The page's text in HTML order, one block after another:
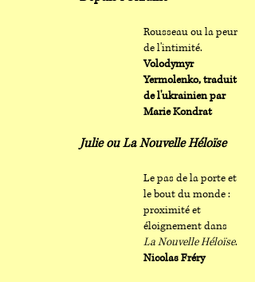
Rousseau ou la peur
de l'intimité.
Volodymyr
Yermolenko, traduit
de l'ukrainien par
Marie Kondrat
Julie ou La Nouvelle Héloïse
Le pas de la porte et
le bout du monde :
proximité et
éloignement dans
La Nouvelle Héloïse.
Nicolas Fréry